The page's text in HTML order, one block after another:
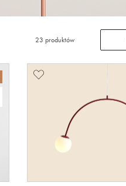
23 produktów